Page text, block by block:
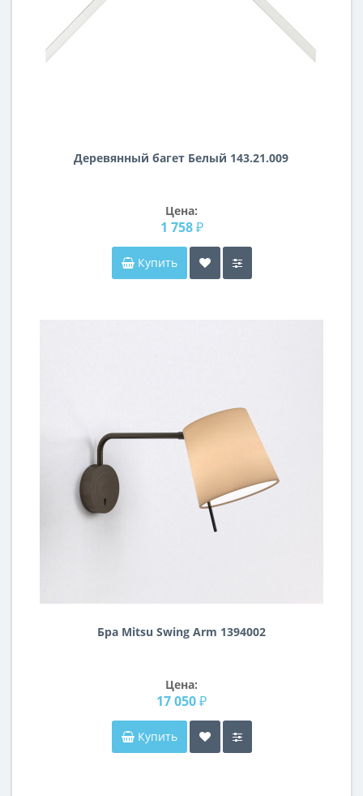
Деревянный багет Белый 143.21.009
Цена:
1 758 ₽
Купить
Бра Mitsu Swing Arm 1394002
Цена:
17 050 ₽
Купить